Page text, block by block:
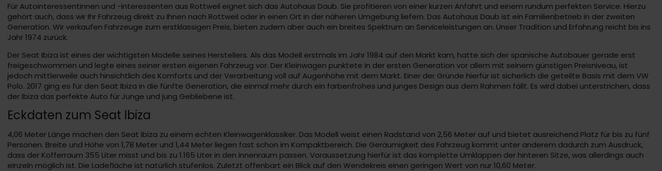
Für Autointeressentinnen und -interessenten aus Rottweil eignet sich das Autohaus Daub. Sie profitieren von einer kurzen Anfahrt und einem rundum perfekten Service. Hierzu
gehört auch, dass wir Ihr Fahrzeug direkt zu Ihnen nach Rottweil oder in einen Ort in der näheren Umgebung liefern. Das Autohaus Daub ist ein Familienbetrieb in der zweiten
Generation. Wir verkaufen Fahrzeuge zum erstklassigen Preis, bieten zudem aber auch ein breites Spektrum an Serviceleistungen an. Unser Tradition und Erfahrung reicht bis ins
Jahr 1974 zurück.
Der Seat Ibiza ist eines der wichtigsten Modelle seines Herstellers. Als das Modell erstmals im Jahr 1984 auf den Markt kam, hatte sich der spanische Autobauer gerade erst
freigeschwommen und legte eines seiner ersten eigenen Fahrzeug vor. Der Kleinwagen punktete in der ersten Generation vor allem mit seinem günstigen Preisniveau, ist
jedoch mittlerweile auch hinsichtlich des Komforts und der Verarbeitung voll auf Augenhöhe mit dem Markt. Einer der Gründe hierfür ist sicherlich die geteilte Basis mit dem VW
Polo. 2017 ging es für den Seat Ibiza in die fünfte Generation, die einmal mehr durch ein farbenfrohes und junges Design aus dem Rahmen fällt. Es wird dabei unterstrichen, dass
der Ibiza das perfekte Auto für Junge und jung Gebliebene ist.
Eckdaten zum Seat Ibiza
4,06 Meter Länge machen den Seat Ibiza zu einem echten Kleinwagenklassiker. Das Modell weist einen Radstand von 2,56 Meter auf und bietet ausreichend Platz für bis zu fünf
Personen. Breite und Höhe von 1,78 Meter und 1,44 Meter liegen fast schon im Kompaktbereich. Die Geräumigkeit des Fahrzeug kommt unter anderem dadurch zum Ausdruck,
dass der Kofferraum 355 Liter misst und bis zu 1.165 Liter in den Innenraum passen. Voraussetzung hierfür ist das komplette Umklappen der hinteren Sitze, was allerdings auch
einzeln möglich ist. Die Ladefläche ist natürlich stufenlos. Zuletzt offenbart ein Blick auf den Wendekreis einen geringen Wert von nur 10,60 Meter.